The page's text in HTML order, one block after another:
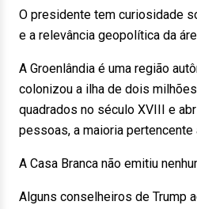
O presidente tem curiosidade
e a relevância geopolítica da
A Groenlândia é uma região
colonizou a ilha de dois
quadrados no século XVIII e
pessoas, a maioria pertencente
A Casa Branca não emitiu
Alguns conselheiros de Trump